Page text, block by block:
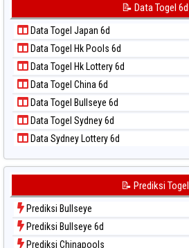
📝 Pola Dasar Taiwan
Data Togel Kuda Lari
Data Togel Magnum Cambodia
Data Togel Nagoya
Data Togel North Carolina Day
Data Togel Pcso
Data Togel Sao Paulo
Data Togel Singapore
Data Togel Sydney
Data Togel Sydney Lottery
Data Togel Sydney Lottery 6d
Data Togel Sydney Lotto
Data Togel Sydney Pools 6d
Data Togel Taipei
📝 Data Togel 6d
Data Togel Japan 6d
Data Togel Hk Pools 6d
Data Togel Hk Lottery 6d
Data Togel China 6d
Data Togel Bullseye 6d
Data Togel Sydney 6d
Data Sydney Lottery 6d
📝 Prediksi Togel
Prediksi Bullseye
Prediksi Bullseye 6d
Prediksi Chinapools